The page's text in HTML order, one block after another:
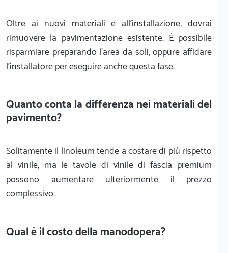
Oltre ai nuovi materiali e all'installazione, dovrai
rimuovere la pavimentazione esistente. È possibile
risparmiare preparando l'area da soli, oppure affidare
l'installatore per eseguire anche questa fase.
Quanto conta la differenza nei materiali del
pavimento?
Solitamente il linoleum tende a costare di più rispetto
al vinile, ma le tavole di vinile di fascia premium
possono aumentare ulteriormente il prezzo
complessivo.
Qual è il costo della manodopera?